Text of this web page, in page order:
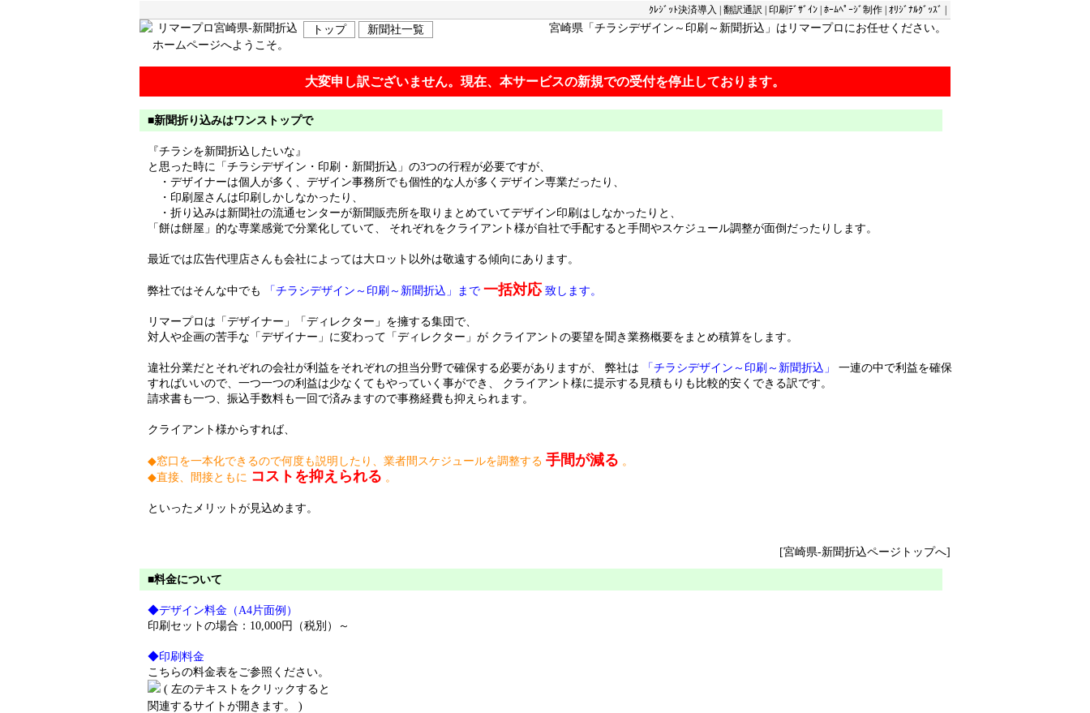
ｸﾚｼﾞｯﾄ決済導入 翻訳通訳 印刷ﾃﾞｻﾞｲﾝ ﾎｰﾑﾍﾟｰｼﾞ制作 ｵﾘｼﾞﾅﾙｸﾞｯｽﾞ
トップ 新聞社一覧 宮崎県 「 チラシデザイン ～ 印刷 ～ 新聞折込 」はリマープロにお任せください。
大変申し訳ございません。現在、本サービスの新規での受付を停止しております。
■新聞折り込みはワンストップで
『チラシを新聞折込したいな』
と思った時に「チラシデザイン・印刷・新聞折込」の3つの行程が必要ですが、
・デザイナーは個人が多く、デザイン事務所でも個性的な人が多くデザイン専業だったり、
・印刷屋さんは印刷しかしなかったり、
・折り込みは新聞社の流通センターが新聞販売所を取りまとめていてデザイン印刷はしなかったりと、
「餅は餅屋」的な専業感覚で分業化していて、 それぞれをクライアント様が自社で手配すると手間やスケジュール調整が面倒だったりします。
最近では広告代理店さんも会社によっては大ロット以外は敬遠する傾向にあります。
弊社ではそんな中でも 「チラシデザイン～印刷～新聞折込」まで 一括対応致します。
リマープロは「デザイナー」「ディレクター」を擁する集団で、
対人や企画の苦手な「デザイナー」に変わって「ディレクター」が クライアントの要望を聞き業務概要をまとめ積算をします。
違社分業だとそれぞれの会社が利益をそれぞれの担当分野で確保する必要がありますが、 弊社は 「チラシデザイン～印刷～新聞折込」 一連の中で利益を確保
すればいいので、一つ一つの利益は少なくてもやっていく事ができ、 クライアント様に提示する見積もりも比較的安くできる訳です。
請求書も一つ、振込手数料も一回で済みますので事務経費も抑えられます。
クライアント様からすれば、
◆窓口を一本化できるので何度も説明したり、業者間スケジュールを調整する 手間が減る 。
◆直接、間接ともに コストを抑えられる 。
といったメリットが見込めます。
[宮崎県-新聞折込ページトップへ]
■料金について
◆デザイン料金（A4片面例）
印刷セットの場合：10,000円（税別）～
◆印刷料金
こちらの料金表をご参照ください。
( 左のテキストをクリックすると
関連するサイトが開きます。 )